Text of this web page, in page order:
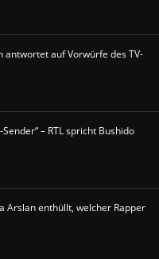
antwortet auf Vorwürfe des TV-
– RTL spricht Bushido
Arslan enthüllt, welcher Rapper